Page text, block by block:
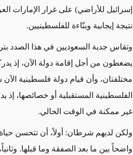
إسرائيل للأراضي) على غرار الإمارات
نتيجة إيجابية وبنّاءة للفلسطينيين.
وتقاس جدية السعوديين في هذا الصدد
يضغطون من أجل إقامة دولة الآن، إذ
مختلفتان، وأن قيام دولة فلسطينية
الفلسطينية المستقبلية أو خصائصها،
غير ممكنة في الوقت الحالي.
ولكن لديهم شرطان: أولاً، أن تتحسن حياة
واضحاً بين ما بعد الصفقة وما قبلها.